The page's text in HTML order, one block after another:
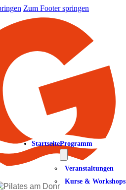
Zum Footer springen
StartseiteProgramm
Veranstaltungen
Kurse & Workshops